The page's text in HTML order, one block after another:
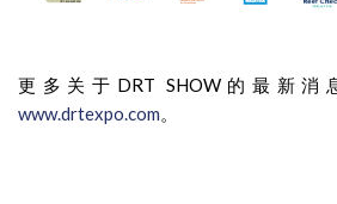
更多关于DRT SHOW的最新消
www.drtexpo.com。